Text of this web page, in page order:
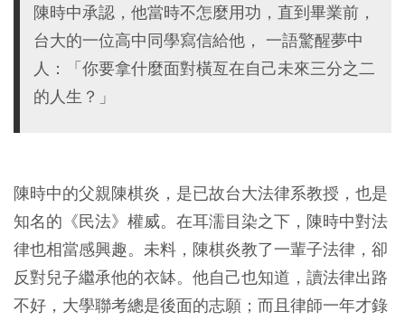
陳時中承認，他當時不怎麼用功，直到畢業前，
台大的一位高中同學寫信給他， 一語驚醒夢中
人：「你要拿什麼面對橫亙在自己未來三分之二
的人生？」
陳時中的父親陳棋炎，是已故台大法律系教授，也是
知名的《民法》權威。在耳濡目染之下，陳時中對法
律也相當感興趣。未料，陳棋炎教了一輩子法律，卻
反對兒子繼承他的衣缽。他自己也知道，讀法律出路
不好，大學聯考總是後面的志願；而且律師一年才錄